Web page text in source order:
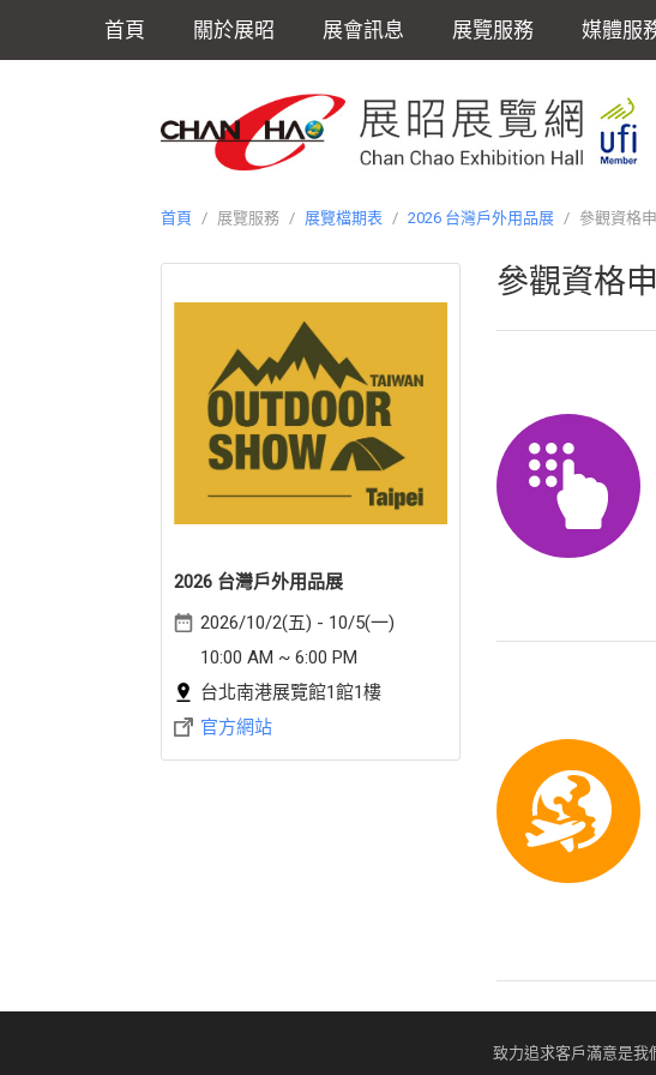
首頁 關於展昭 展會訊息 展覽服務 媒體服
首頁 / 展覽服務 / 展覽檔期表 / 2026 台灣戶外用品展 / 參觀資格
2026 台灣戶外用品展
2026/10/2(五) - 10/5(一)
10:00 AM ~ 6:00 PM
台北南港展覽館1館1樓
官方網站
參觀資格
致力追求客戶滿意是我